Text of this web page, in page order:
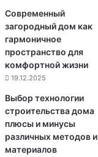
Современный
загородный дом как
гармоничное
пространство для
комфортной жизни
19.12.2025
Выбор технологии
строительства дома
плюсы и минусы
различных методов и
материалов